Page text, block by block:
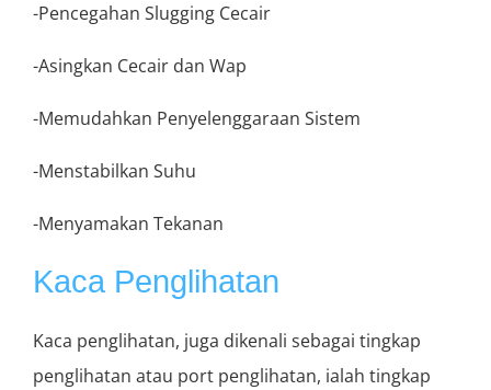
-Pencegahan Slugging Cecair
-Asingkan Cecair dan Wap
-Memudahkan Penyelenggaraan Sistem
-Menstabilkan Suhu
-Menyamakan Tekanan
Kaca Penglihatan
Kaca penglihatan, juga dikenali sebagai tingkap
penglihatan atau port penglihatan, ialah tingkap